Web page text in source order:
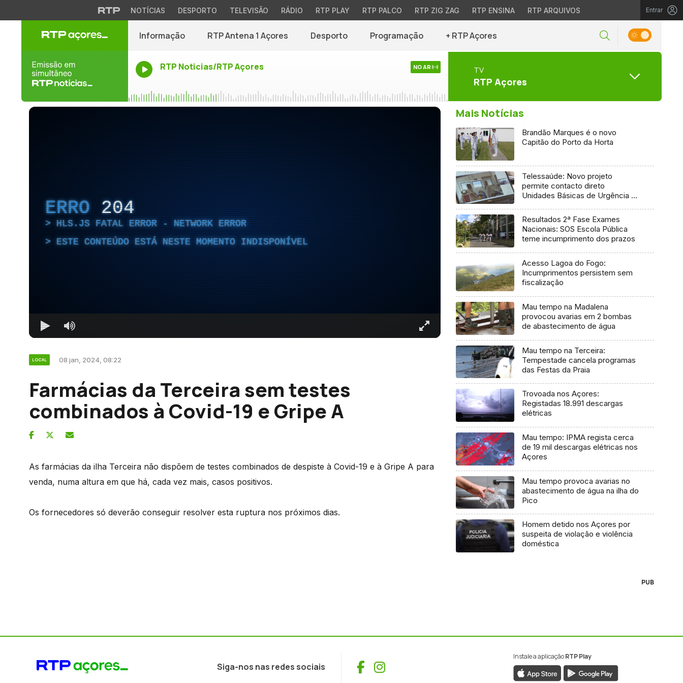
NOTÍCIAS DESPORTO TELEVISÃO RÁDIO RTP PLAY RTP PALCO RTP ZIG ZAG RTP ENSINA RTP ARQUIVOS Entrar
Informação RTP Antena 1 Açores Desporto Programação + RTP Açores
RTP Noticias/RTP Açores NO AR TV
RTP Açores
ERRO 204
HLS.JS FATAL ERROR - NETWORK ERROR
ESTE CONTEÚDO ESTÁ NESTE MOMENTO INDISPONÍVEL
LOCAL 08 jan, 2024, 08:22
Farmácias da Terceira sem testes
combinados à Covid-19 e Gripe A
As farmácias da ilha Terceira não dispõem de testes combinados de despiste à Covid-19 e à Gripe A para
venda, numa altura em que há, cada vez mais, casos positivos.
Os fornecedores só deverão conseguir resolver esta ruptura nos próximos dias.
Mais Notícias
Brandão Marques é o novo
Capitão do Porto da Horta
Telessaúde: Novo projeto
permite contacto direto
Unidades Básicas de Urgência e
Resultados 2ª Fase Exames
Nacionais: SOS Escola Pública
teme incumprimento dos prazos
Acesso Lagoa do Fogo:
Incumprimentos persistem sem
fiscalização
Mau tempo na Madalena
provocou avarias em 2 bombas
de abastecimento de água
Mau tempo na Terceira:
Tempestade cancela programas
das Festas da Praia
Trovoada nos Açores:
Registadas 18.991 descargas
elétricas
Mau tempo: IPMA regista cerca
de 19 mil descargas elétricas nos
Açores
Mau tempo provoca avarias no
abastecimento de água na ilha do
Pico
Homem detido nos Açores por
suspeita de violação e violência
doméstica
PUB
Siga-nos nas redes sociais Facebook
Instagram
Instale a aplicaçãoRTP Play